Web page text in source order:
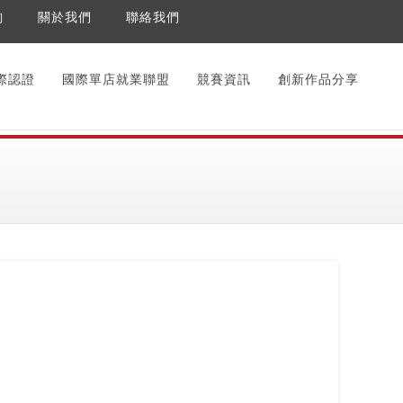
關於我們 聯絡我們
認證 國際單店就業聯盟 競賽資訊 創新作品分享